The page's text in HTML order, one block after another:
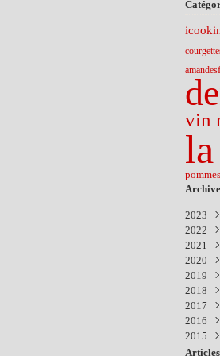
amandes
vin
2023
2022
2021
Avril
Mars
2020
Août
Avril
Mars
2019
Mars
2018
Juin
2017
Août
2016
2015